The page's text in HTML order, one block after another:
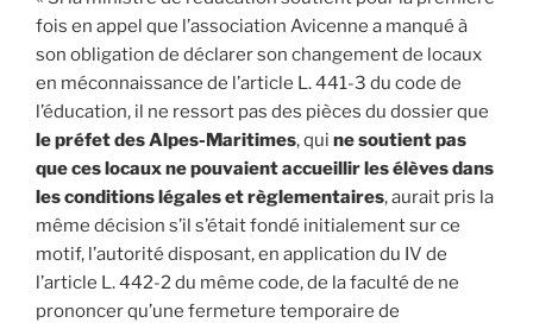
fois en appel que l’association Avicenne a manqué à
son obligation de déclarer son changement de locaux
en méconnaissance de l’article L. 441-3 du code de
l’éducation, il ne ressort pas des pièces du dossier que
le préfet des Alpes-Maritimes, qui ne soutient pas
que ces locaux ne pouvaient accueillir les élèves dans
les conditions légales et règlementaires, aurait pris la
même décision s’il s’était fondé initialement sur ce
motif, l’autorité disposant, en application du IV de
l’article L. 442-2 du même code, de la faculté de ne
prononcer qu’une fermeture temporaire de